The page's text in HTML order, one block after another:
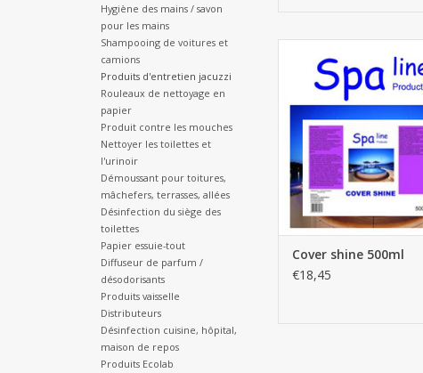
Hygiène des mains / savon
pour les mains
Shampooing de voitures et
camions
Produits d'entretien jacuzzi
Rouleaux de nettoyage en
papier
Produit contre les mouches
Nettoyer les toilettes et
l'urinoir
Démoussant pour toitures,
mâchefers, terrasses, allées
Désinfection du siège des
toilettes
Papier essuie-tout
Diffuseur de parfum /
désodorisants
Produits vaisselle
Distributeurs
Désinfection cuisine, hôpital,
maison de repos
Produits Ecolab
AJOUTER AU PANIER
Cover shine 500ml
€18,45